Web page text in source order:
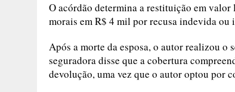
O acórdão determina a restituição em
morais em R$ 4 mil por recusa indevida ou
Após a morte da esposa, o autor realizou
seguradora disse que a cobertura
devolução, uma vez que o autor optou por